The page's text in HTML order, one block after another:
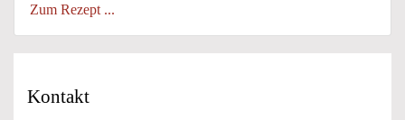
Zum Rezept ...
Kontakt